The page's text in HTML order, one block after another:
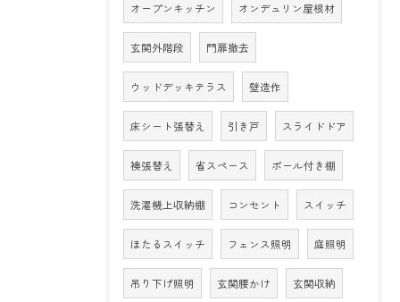
オープンキッチン オンデュリン屋根材
玄関外階段 門扉撤去
ウッドデッキテラス 壁造作
床シート張替え 引き戸 スライドドア
襖張替え 省スペース ポール付き棚
洗濯機上収納棚 コンセント スイッチ
ほたるスイッチ フェンス照明 庭照明
吊り下げ照明 玄関腰かけ 玄関収納